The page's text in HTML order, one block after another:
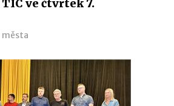
ve čtvrtek 7.
města